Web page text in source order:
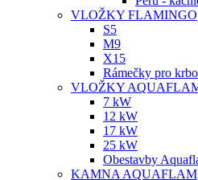
VLOŽKY FLAMINGO
S5
M9
X15
Rámečky pro
VLOŽKY
7 kW
12 kW
17 kW
25 kW
Obestavby
KAMNA AQUAFLAM